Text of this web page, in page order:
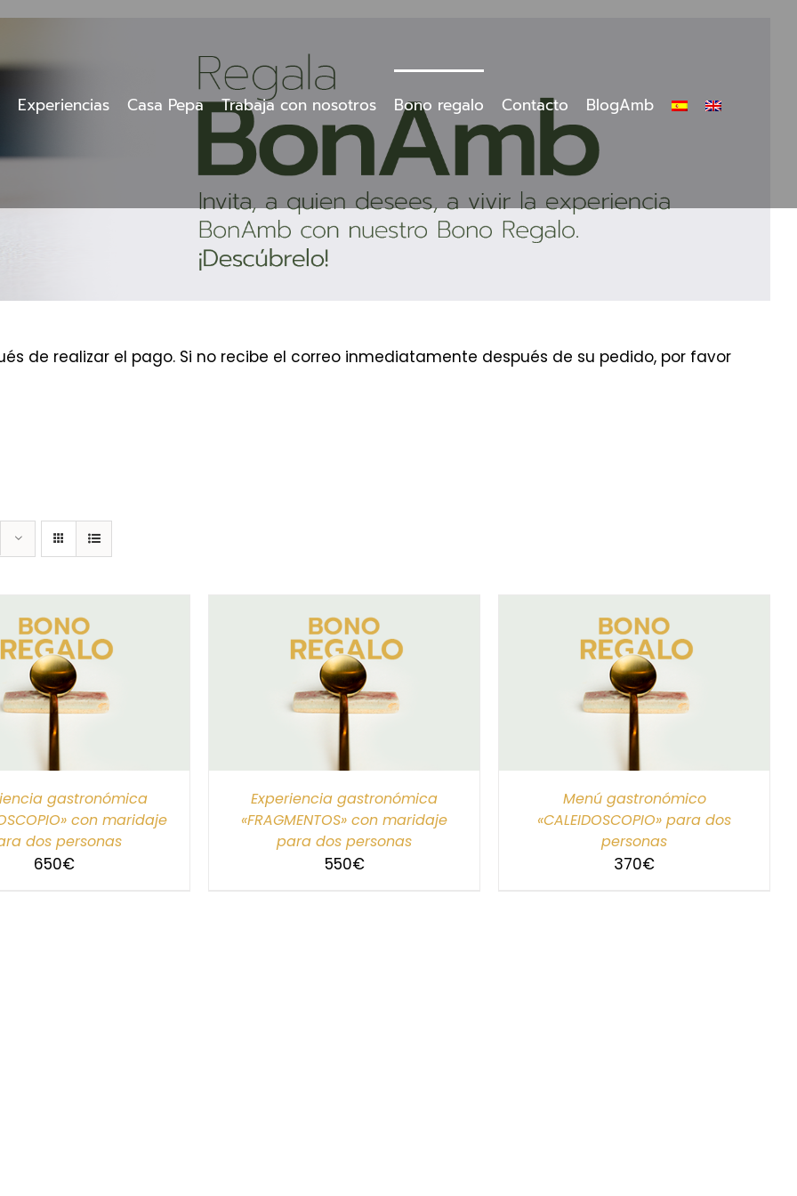
Experiencias Casa Pepa Trabaja con nosotros Bono regalo Contacto BlogAmb
de realizar el pago. Si no recibe el correo inmediatamente después de su pedido, por favor
gastronómica
con maridaje
dos personas
650€
IMPORTE
Experiencia gastronómica
«FRAGMENTOS» con maridaje
para dos personas
550€
SELECCIONAR IMPORTE
Menú gastronómico
«CALEIDOSCOPIO» para dos
personas
370€